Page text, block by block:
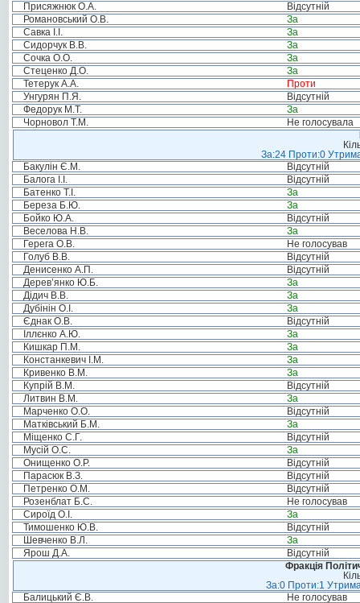
Присяжнюк О.А.
Відсутній
Романовський О.В.
За
Савка І.І.
За
Сидорчук В.В.
За
Сочка О.О.
За
Стеценко Д.О.
За
Тетерук А.А.
Проти
Унгурян П.Я.
Відсутній
Федорук М.Т.
За
Чорновол Т.М.
Не голосувала
За:24 Проти:0
Бакулін Є.М.
Відсутній
Балога І.І.
Відсутній
Батенко Т.І.
За
Береза Б.Ю.
За
Бойко Ю.А.
Відсутній
Веселова Н.В.
За
Герега О.В.
Не голосував
Голуб В.В.
Відсутній
Денисенко А.П.
Відсутній
Дерев’янко Ю.Б.
За
Дідич В.В.
За
Дубінін О.І.
За
Єднак О.В.
Відсутній
Іллєнко А.Ю.
За
Кишкар П.М.
За
Констанкевич І.М.
За
Кривенко В.М.
За
Купрій В.М.
Відсутній
Литвин В.М.
За
Марченко О.О.
Відсутній
Матківський Б.М.
За
Міщенко С.Г.
Відсутній
Мусій О.С.
За
Онищенко О.Р.
Відсутній
Парасюк В.З.
Відсутній
Петренко О.М.
Відсутній
Розенблат Б.С.
Не голосував
Сироїд О.І.
За
Тимошенко Ю.В.
Відсутній
Шевченко В.Л.
За
Ярош Д.А.
Відсутній
Фракція
За:0 Проти:1
Балицький Є.В.
Не голосував